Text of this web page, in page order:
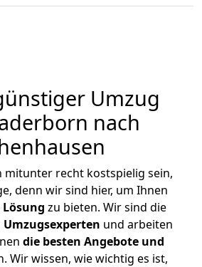
Umzug
nach
mitunter recht kostspielig sein,
denn wir sind hier, um Ihnen
Lösung zu bieten. Wir sind die
und arbeiten
die besten Angebote und
Wir wissen, wie wichtig es ist,